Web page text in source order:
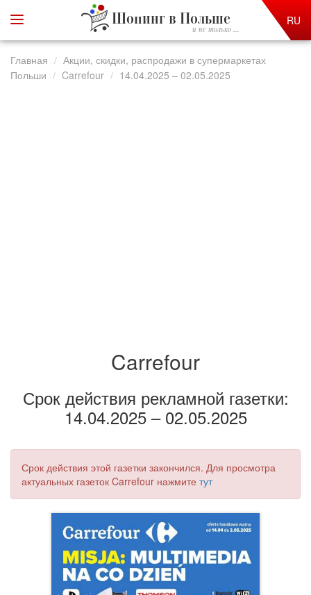
Шопинг в Польше
и не только ...
RU
Главная
Акции, скидки, распродажи в супермаркетах
Польши
Carrefour 14.04.2025 – 02.05.2025
Carrefour
Срок действия рекламной газетки:
14.04.2025 – 02.05.2025
Срок действия этой газетки закончился. Для просмотра
актуальных газеток Carrefour нажмите тут